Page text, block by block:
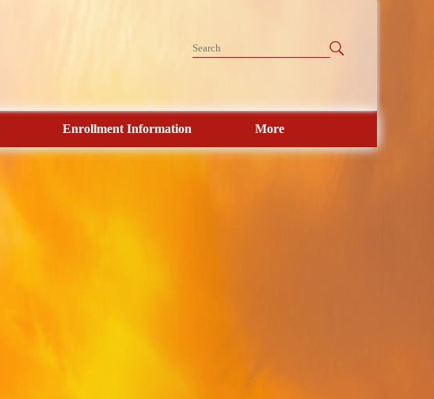
Enrollment Information More